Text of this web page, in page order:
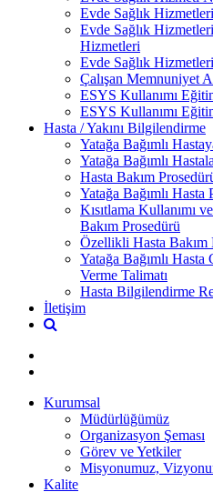
Evde Sağlık
Evde Sağlık
Hizmetleri
Evde Sağlık
Çalışan Memnuniyet
ESYS Kullanımı
ESYS Kullanımı
Hasta / Yakını Bilgilendirme
Yatağa Bağımlı
Yatağa Bağımlı
Hasta Bakım
Yatağa Bağımlı Hasta
Kısıtlama Kullanımı
Bakım Prosedürü
Özellikli Hasta Bakım
Yatağa Bağımlı
Verme Talimatı
Hasta Bilgilendirme
İletişim
Kurumsal
Müdürlüğümüz
Organizasyon Şeması
Görev ve Yetkiler
Misyonumuz,
Kalite